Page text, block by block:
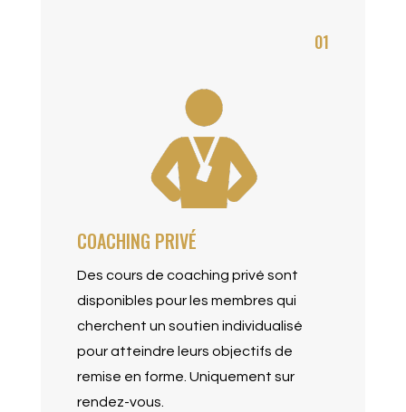
01
COACHING PRIVÉ
Des cours de coaching privé sont
disponibles pour les membres qui
cherchent un soutien individualisé
pour atteindre leurs objectifs de
remise en forme. Uniquement sur
rendez-vous.